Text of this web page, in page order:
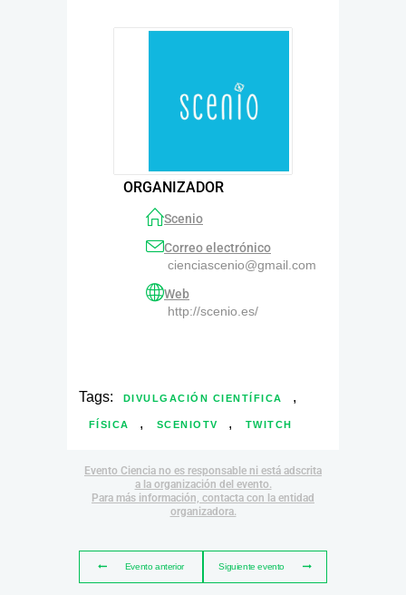
ORGANIZADOR
Scenio
Correo electrónico
cienciascenio@gmail.com
Web
http://scenio.es/
Tags: DIVULGACIÓN CIENTÍFICA ,
FÍSICA , SCENIOTV , TWITCH
Evento Ciencia no es responsable ni está adscrita
a la organización del evento.
Para más información, contacta con la entidad
organizadora.
Evento anterior Siguiente evento